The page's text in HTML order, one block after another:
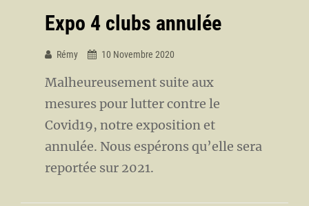
Expo 4 clubs annulée
Rémy 10 Novembre 2020
Malheureusement suite aux
mesures pour lutter contre le
Covid19, notre exposition et
annulée. Nous espérons qu’elle sera
reportée sur 2021.